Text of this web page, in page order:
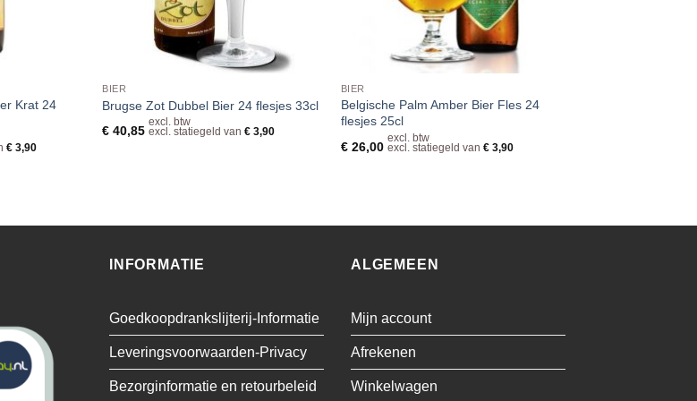
Krat 24
€ 3,90
BIER
Brugse Zot Dubbel Bier 24 flesjes 33cl
€ 40,85
excl. btw
excl. statiegeld van€ 3,90
BIER
Belgische Palm Amber Bier Fles 24
flesjes 25cl
€26,00
excl. btw
excl. statiegeld van €3,90
INFORMATIE
Goedkoopdrankslijterij-Informatie
Leveringsvoorwaarden-Privacy
Bezorginformatie en retourbeleid
ALGEMEEN
Mijn account
Afrekenen
Winkelwagen